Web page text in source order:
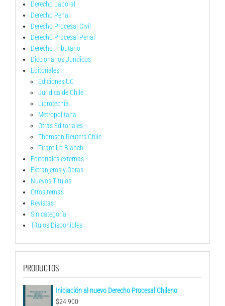
Derecho Laboral
Derecho Penal
Derecho Procesal Civil
Derecho Procesal Penal
Derecho Tributario
Diccionarios Jurídicos
Editoriales
Ediciones UC
Juridica de Chile
Librotecnia
Metropolitana
Otras Editoriales
Thomson Reuters Chile
Tirant Lo Blanch
Editoriales externas
Extranjeros y Obras
Nuevos Títulos
Otros temas
Revistas
Sin categoría
Títulos Disponibles
PRODUCTOS
Iniciación al nuevo Derecho Procesal Chileno
$24.900